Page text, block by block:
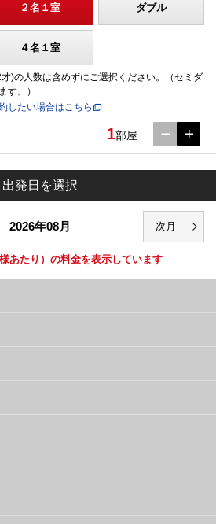
２名１室 ダブル
４名１室
)の人数は含めずにご選択ください。（セミダ
す。）
したい場合はこちら
1部屋
出発日を選択
2026年08月
様あたり）の料金を表示しています